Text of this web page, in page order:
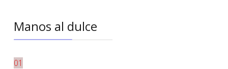
Manos al dulce
01